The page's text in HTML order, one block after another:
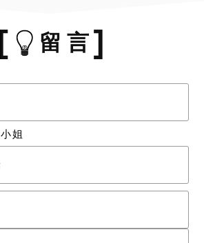
留 言
小姐